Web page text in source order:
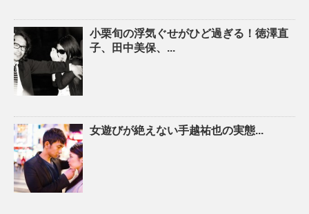
小栗旬の浮気ぐせがひど過ぎる！徳澤直
子、田中美保、...
女遊びが絶えない手越祐也の実態...